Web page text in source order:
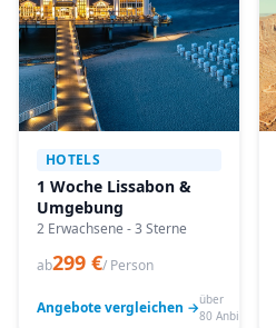
HOTELS
1 Woche Lissabon &
Umgebung
2 Erwachsene - 3 Sterne
ab299 €/ Person
Angebote vergleichen →über
80 Anbieter